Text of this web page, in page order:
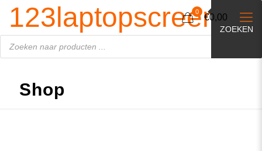
123laptopscreen.nl
zoeken
ZOEKEN
0
€0,00
Shop